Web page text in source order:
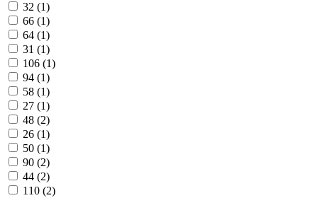
32 (1)
66 (1)
64 (1)
31 (1)
106 (1)
94 (1)
58 (1)
27 (1)
48 (2)
26 (1)
50 (1)
90 (2)
44 (2)
110 (2)